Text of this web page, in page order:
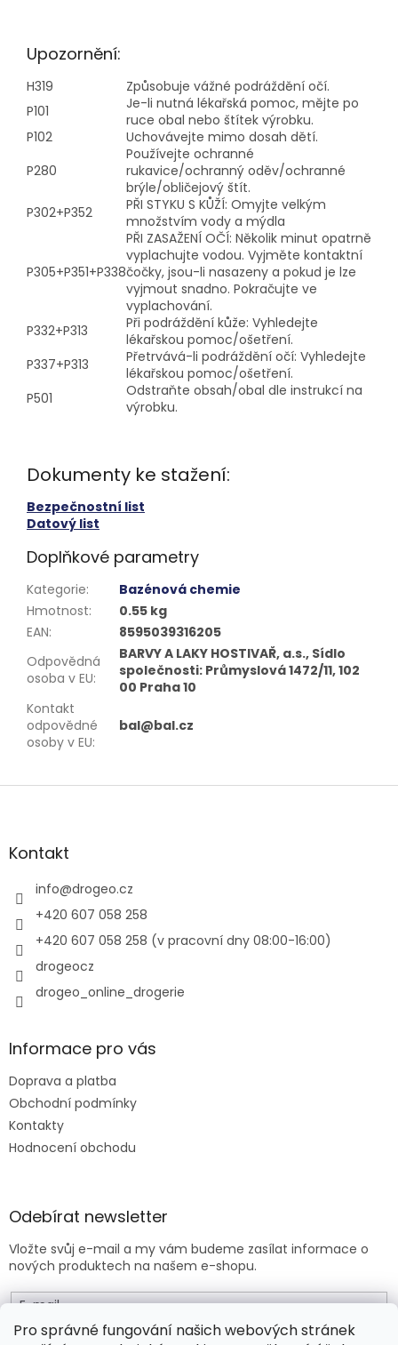
Pro správné fungování našich webových stránek
Upozornění:
H319
Způsobuje vážné podráždění očí.
P101
Je-li nutná lékařská pomoc, mějte po
ruce obal nebo štítek výrobku.
P102
Uchovávejte mimo dosah dětí.
P280
Používejte ochranné
rukavice/ochranný oděv/ochranné
brýle/obličejový štít.
P302+P352
PŘI STYKU S KŮŽÍ: Omyjte velkým
množstvím vody a mýdla
P305+P351+P338
PŘI ZASAŽENÍ OČÍ: Několik minut opatrně
vyplachujte vodou. Vyjměte kontaktní
čočky, jsou-li nasazeny a pokud je lze
vyjmout snadno. Pokračujte ve
vyplachování.
P332+P313
Při podráždění kůže: Vyhledejte
lékařskou pomoc/ošetření.
P337+P313
Přetrvává-li podráždění očí: Vyhledejte
lékařskou pomoc/ošetření.
P501
Odstraňte obsah/obal dle instrukcí na
výrobku.
Dokumenty ke stažení:
Bezpečnostní list
Datový list
Doplňkové parametry
Kategorie:
Bazénová chemie
Hmotnost:
0.55 kg
EAN:
8595039316205
Odpovědná
osoba v EU:
BARVY A LAKY HOSTIVAŘ, a.s., Sídlo
společnosti: Průmyslová 1472/11, 102
00 Praha 10
Kontakt
odpovědné
osoby v EU:
bal@bal.cz
Z
aKontakt
info@drogeo.cz
+420 607 058 258
+420 607 058 258 (v pracovní dny 08:00-16:00)
drogeocz
drogeo_online_drogerie
Informace pro vás
Doprava a platba
Obchodní podmínky
Kontakty
Hodnocení obchodu
Odebírat newsletter
Vložte svůj e-mail a my vám budeme zasílat informace o
nových produktech na našem e-shopu.
E-mail